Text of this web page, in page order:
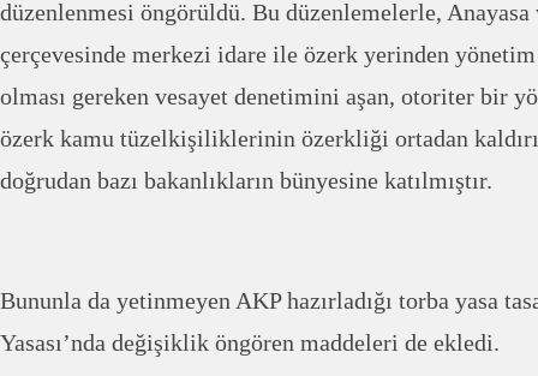
düzenlenmesi öngörüldü. Bu düzenlemelerle,
çerçevesinde merkezi idare ile özerk yerinden yönetim
olması gereken vesayet denetimini aşan, otoriter bir
özerk kamu tüzelkişiliklerinin özerkliği ortadan
doğrudan bazı bakanlıkların bünyesine katılmıştır.
Bununla da yetinmeyen AKP hazırladığı torba yasa
Yasası’nda değişiklik öngören maddeleri de ekledi.